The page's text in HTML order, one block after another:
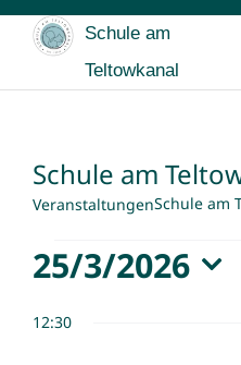
Zum
Inhalt
Schule am
Teltowkanal
Für SchülerInnen
Schule am
VeranstaltungenSchule am
für
25/3/2026
Datum
wählen.
12:30